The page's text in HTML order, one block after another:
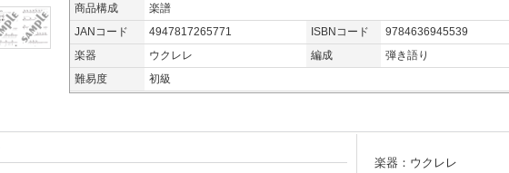
商品構成
楽譜
JANコード
4947817265771 ISBNコード
9784636945539
楽器
ウクレレ 編成
弾き語り
難易度
初級
楽器：ウクレレ